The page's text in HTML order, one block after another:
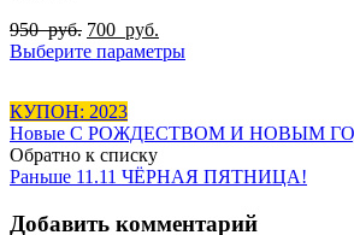
950руб. 700 руб.
Выберите параметры
КУПОН: 2023
Новые С РОЖДЕСТВОМ И НОВЫМ
Обратно к списку
Раньше 11.11 ЧЁРНАЯ ПЯТНИЦА!
Добавить комментарий